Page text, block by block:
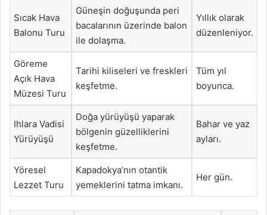
Sıcak Hava
Balonu Turu
Güneşin doğuşunda peri
bacalarının üzerinde balon
ile dolaşma.
Yıllık olarak
düzenleniyor.
Göreme
Açık Hava
Müzesi Turu
Tarihi kiliseleri ve freskleri
keşfetme.
Tüm yıl
boyunca.
Ihlara Vadisi
Yürüyüşü
Doğa yürüyüşü yaparak
bölgenin güzelliklerini
keşfetme.
Bahar ve yaz
ayları.
Yöresel
Lezzet Turu
Kapadokya’nın otantik
yemeklerini tatma imkanı.
Her gün.